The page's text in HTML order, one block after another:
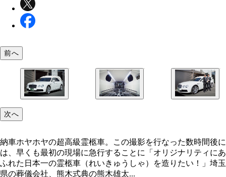
前へ
次へ
納車ホヤホヤの超高級霊柩車。この撮影を行なった数時間後に
は、早くも最初の現場に急行することに「オリジナリティにあ
ふれた日本一の霊柩車（れいきゅうしゃ）を造りたい！」埼玉
県の葬儀会社、熊木式典の熊木雄太...